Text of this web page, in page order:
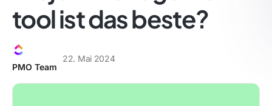
tool ist das beste?
PMO Team
22. Mai 2024